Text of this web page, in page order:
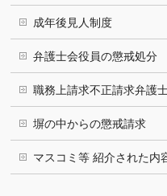
成年後見人制度
弁護士会役員の懲戒処分
職務上請求不正請求弁護
塀の中からの懲戒請求
マスコミ等 紹介された内